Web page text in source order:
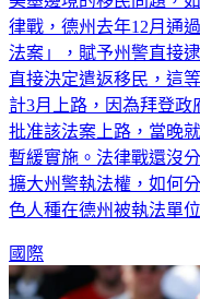
律戰，德州去年12月通
法案」，賦予州警直接
直接決定遣返移民，這
計3月上路，因為拜登政
批准該法案上路，當晚
暫緩實施。法律戰還沒
擴大州警執法權，如何
色人種在德州被執法單
國際